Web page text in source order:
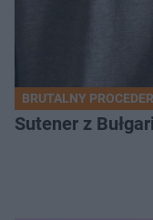
BRUTALNY PROCEDER
Sutener z